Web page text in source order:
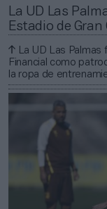
La UD Las
Estadio de
La UD Las Palmas
Financial como
la ropa de